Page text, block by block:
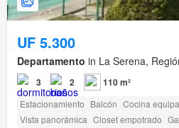
UF 5.300
Departamento in La Serena,
3 2 110 m²
Estacionamiento Balcón Cocina
Vista panorámica Closet empotrado